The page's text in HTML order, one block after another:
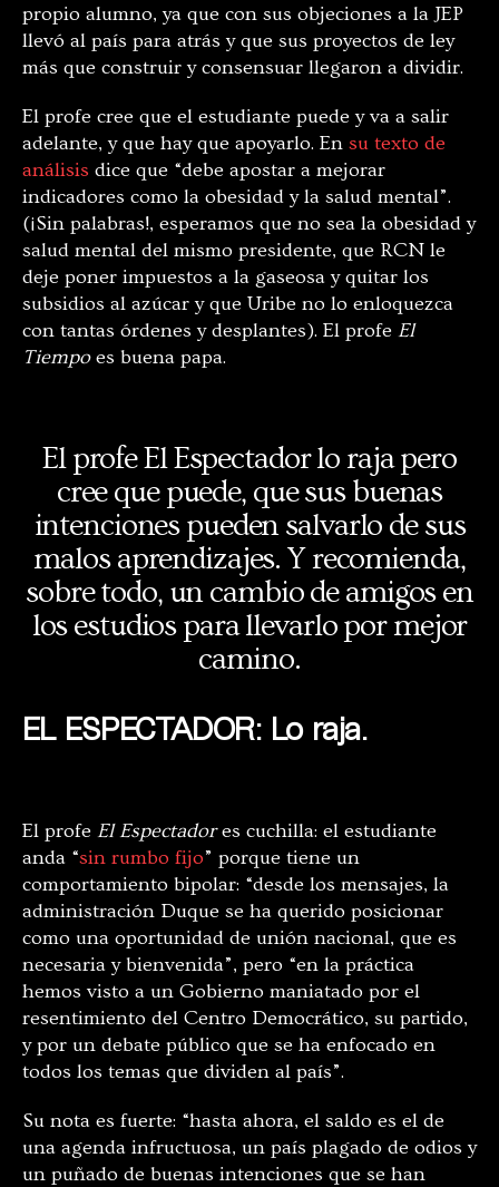
propio alumno, ya que con sus objeciones a la JEP
llevó al país para atrás y que sus proyectos de ley
más que construir y consensuar llegaron a dividir.
El profe cree que el estudiante puede y va a salir
adelante, y que hay que apoyarlo. En su texto de
análisis dice que “debe apostar a mejorar
indicadores como la obesidad y la salud mental”.
(¡Sin palabras!, esperamos que no sea la obesidad y
salud mental del mismo presidente, que RCN le
deje poner impuestos a la gaseosa y quitar los
subsidios al azúcar y que Uribe no lo enloquezca
con tantas órdenes y desplantes). El profe El
Tiempoes buena papa.
El profe El Espectador lo raja pero
cree que puede, que sus buenas
intenciones pueden salvarlo de sus
malos aprendizajes. Y recomienda,
sobre todo, un cambio de amigos en
los estudios para llevarlo por mejor
camino.
EL ESPECTADOR: Lo raja.
El profe El Espectadores cuchilla: el estudiante
anda “sin rumbo fijo” porque tiene un
comportamiento bipolar: “desde los mensajes, la
administración Duque se ha querido posicionar
como una oportunidad de unión nacional, que es
necesaria y bienvenida”, pero “en la práctica
hemos visto a un Gobierno maniatado por el
resentimiento del Centro Democrático, su partido,
y por un debate público que se ha enfocado en
todos los temas que dividen al país”.
Su nota es fuerte: “hasta ahora, el saldo es el de
una agenda infructuosa, un país plagado de odios y
un puñado de buenas intenciones que se han